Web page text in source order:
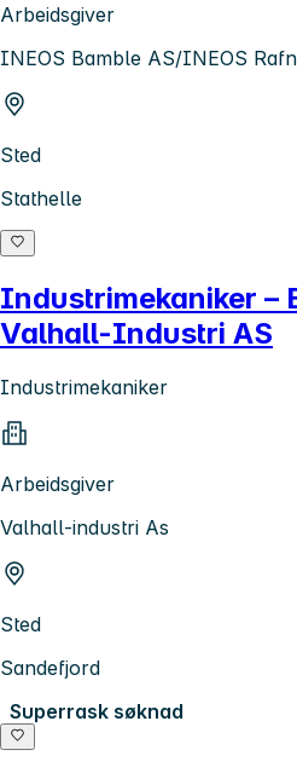
Arbeidsgiver
INEOS Bamble AS/INEOS
Sted
Stathelle
Industrimekaniker –
Valhall-Industri AS
Industrimekaniker
Arbeidsgiver
Valhall-industri As
Sted
Sandefjord
Superrask søknad